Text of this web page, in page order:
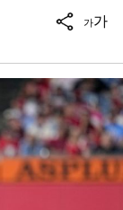
가가